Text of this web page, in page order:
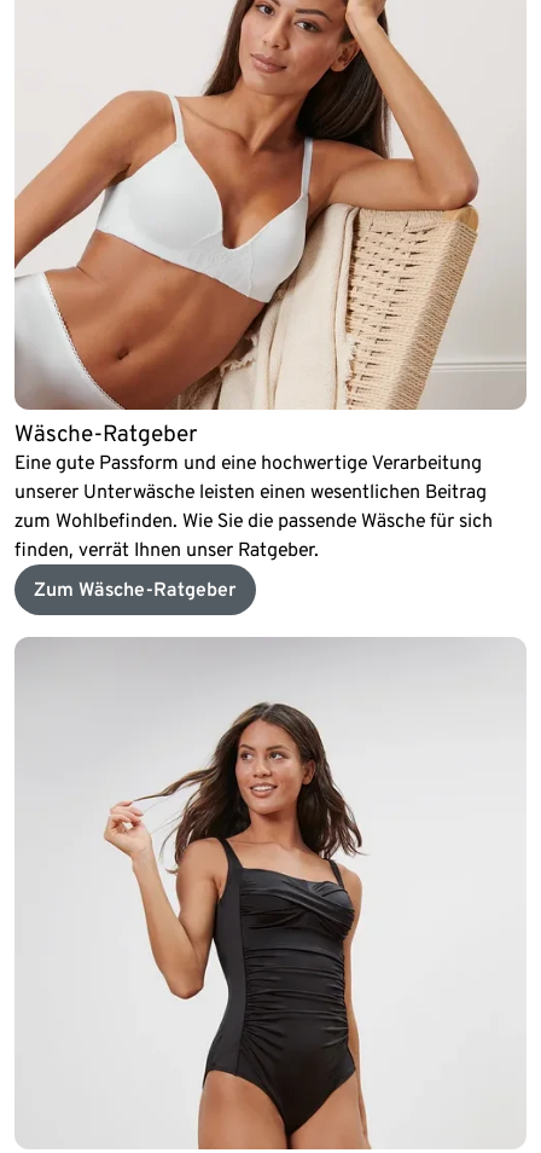
Wäsche-Ratgeber
Eine gute Passform und eine hochwertige Verarbeitung
unserer Unterwäsche leisten einen wesentlichen Beitrag
zum Wohlbefinden. Wie Sie die passende Wäsche für sich
finden, verrät Ihnen unser Ratgeber.
Zum Wäsche-Ratgeber